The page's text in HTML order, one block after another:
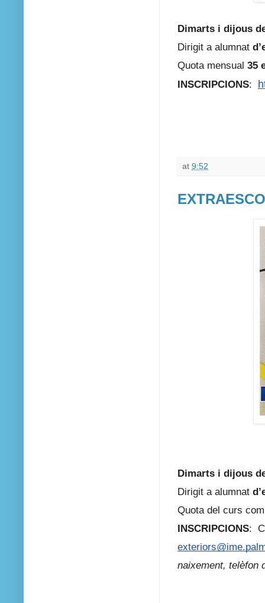
Dimarts i dijous
Dirigit a alumnat
Quota mensual 35
INSCRIPCIONS:
at 9:52
Dimarts i dijous
Dirigit a alumnat
Quota del curs
INSCRIPCIONS:
naixement, telèfon